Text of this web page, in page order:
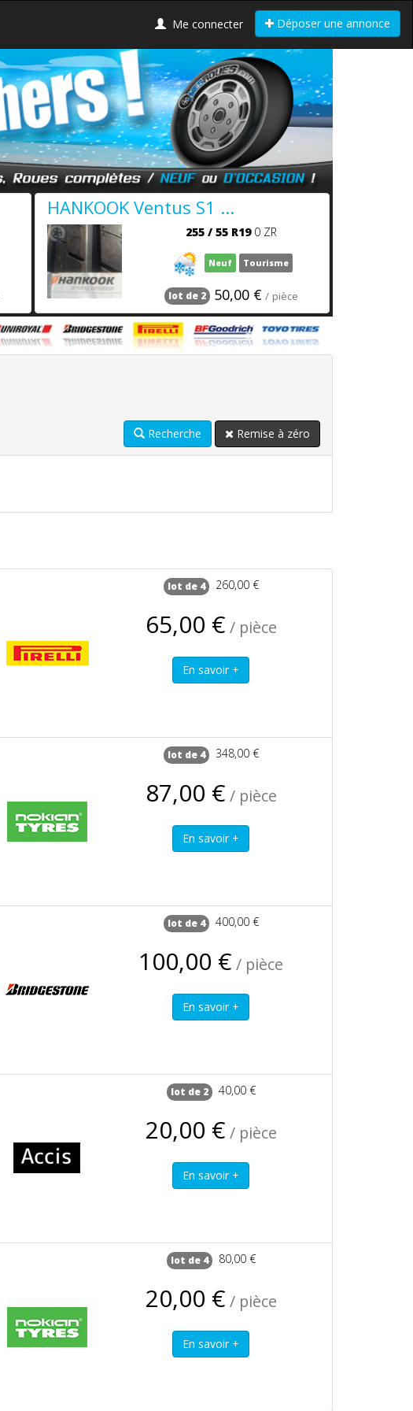
Me connecter Déposer une annonce
HANKOOK Ventus S1 ...
255 / 55 R190 ZR
Neuf Tourisme
lot de 2 50,00 € / pièce
Recherche Remise à zéro
lot de 4 260,00 €
65,00 € / pièce
lot de 4 348,00 €
87,00 € / pièce
lot de 4 400,00 €
100,00 € / pièce
lot de 2 40,00 €
20,00 € / pièce
lot de 4 80,00 €
20,00 € / pièce